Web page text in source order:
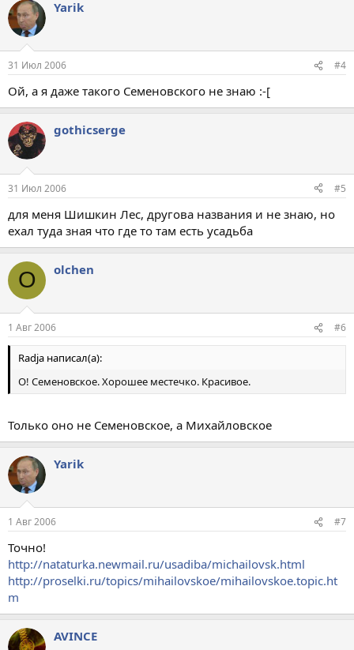
Yarik
31 Июл 2006 #4
Ой, а я даже такого Семеновского не знаю :-[
gothicserge
31 Июл 2006 #5
для меня Шишкин Лес, другова названия и не знаю, но
ехал туда зная что где то там есть усадьба
O olchen
1 Авг 2006 #6
Radja написал(а):
О! Семеновское. Хорошее местечко. Красивое.
Только оно не Семеновское, а Михайловское
Yarik
1 Авг 2006 #7
Точно!
http://nataturka.newmail.ru/usadiba/michailovsk.html
http://proselki.ru/topics/mihailovskoe/mihailovskoe.topic.ht
m
AVINCE